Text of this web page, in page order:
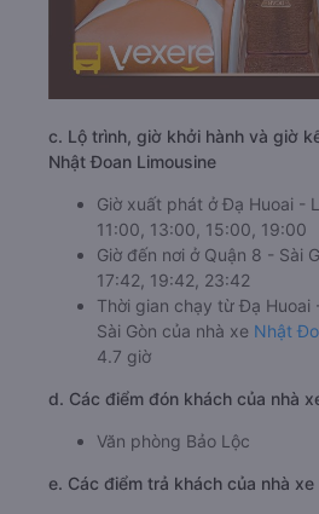
c. Lộ trình, giờ khởi hành và giờ
Nhật Đoan Limousine
Giờ xuất phát ở Đạ Huoai -
11:00, 13:00, 15:00, 19:00
Giờ đến nơi ở Quận 8 - Sài
17:42, 19:42, 23:42
Thời gian chạy từ Đạ
Sài Gòn của nhà xe Nhật
4.7 giờ
d. Các điểm đón khách của nhà
Văn phòng Bảo Lộc
e. Các điểm trả khách của nhà